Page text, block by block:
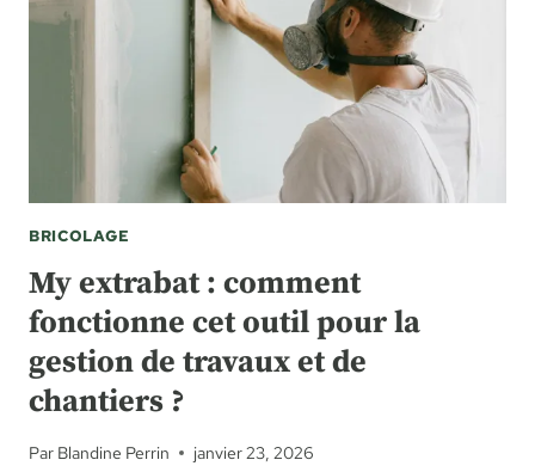
BRICOLAGE
My extrabat : comment
fonctionne cet outil pour la
gestion de travaux et de
chantiers ?
Par Blandine Perrin janvier 23, 2026